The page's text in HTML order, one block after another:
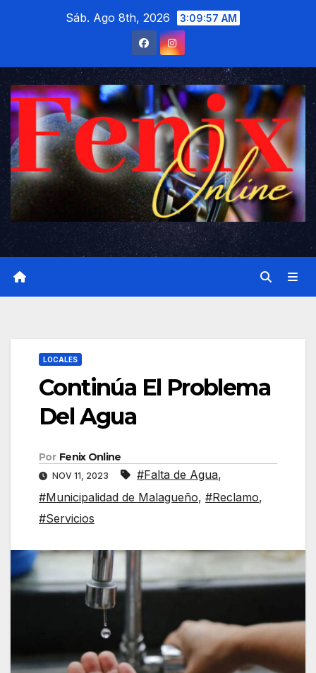
Sáb. Ago 8th, 2026 3:09:59 AM
LOCALES
Continúa El Problema
Del Agua
Por Fenix Online
NOV 11, 2023 #Falta de Agua,
#Municipalidad de Malagueño, #Reclamo,
#Servicios